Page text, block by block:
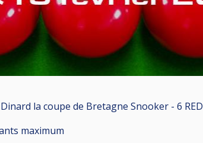
la coupe de Bretagne Snooker - 6 RED
maximum